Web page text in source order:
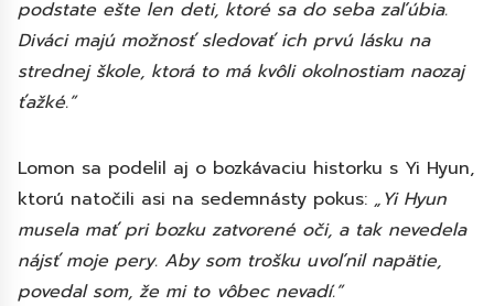
podstate ešte len deti, ktoré sa do seba zaľúbia.
Diváci majú možnosť sledovať ich prvú lásku na
strednej škole, ktorá to má kvôli okolnostiam naozaj
ťažké.”
Lomon sa podelil aj o bozkávaciu historku s Yi Hyun,
ktorú natočili asi na sedemnásty pokus: „Yi Hyun
musela mať pri bozku zatvorené oči, a tak nevedela
nájsť moje pery. Aby som trošku uvoľnil napätie,
povedal som, že mi to vôbec nevadí.”